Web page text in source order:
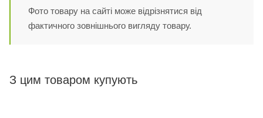
Фото товару на сайті може відрізнятися від
фактичного зовнішнього вигляду товару.
З цим товаром купують